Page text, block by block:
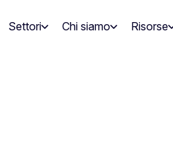
Settori Chi siamo Risorse